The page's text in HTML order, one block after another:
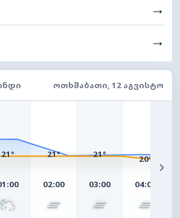
→
→
ᲝᲗᲮᲨᲐᲑᲐᲗᲘ, 12 ᲐᲒᲕᲘᲡᲢᲝ
21° 21°
02:00
21°
03:00
20°
04:00
›